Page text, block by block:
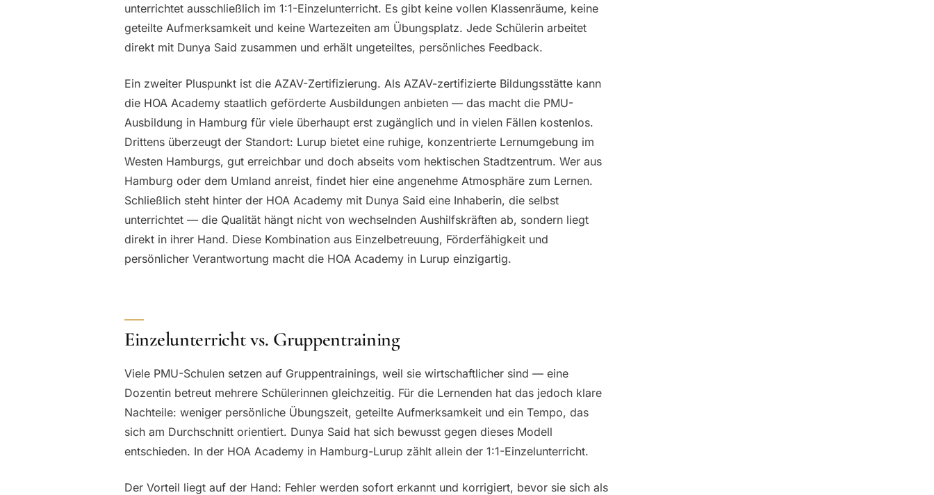
unterrichtet ausschließlich im 1:1-Einzelunterricht. Es gibt keine vollen Klassenräume, keine
geteilte Aufmerksamkeit und keine Wartezeiten am Übungsplatz. Jede Schülerin arbeitet
direkt mit Dunya Said zusammen und erhält ungeteiltes, persönliches Feedback.
Ein zweiter Pluspunkt ist die AZAV-Zertifizierung. Als AZAV-zertifizierte Bildungsstätte kann
die HOA Academy staatlich geförderte Ausbildungen anbieten — das macht die PMU-
Ausbildung in Hamburg für viele überhaupt erst zugänglich und in vielen Fällen kostenlos.
Drittens überzeugt der Standort: Lurup bietet eine ruhige, konzentrierte Lernumgebung im
Westen Hamburgs, gut erreichbar und doch abseits vom hektischen Stadtzentrum. Wer aus
Hamburg oder dem Umland anreist, findet hier eine angenehme Atmosphäre zum Lernen.
Schließlich steht hinter der HOA Academy mit Dunya Said eine Inhaberin, die selbst
unterrichtet — die Qualität hängt nicht von wechselnden Aushilfskräften ab, sondern liegt
direkt in ihrer Hand. Diese Kombination aus Einzelbetreuung, Förderfähigkeit und
persönlicher Verantwortung macht die HOA Academy in Lurup einzigartig.
Einzelunterricht vs. Gruppentraining
Viele PMU-Schulen setzen auf Gruppentrainings, weil sie wirtschaftlicher sind — eine
Dozentin betreut mehrere Schülerinnen gleichzeitig. Für die Lernenden hat das jedoch klare
Nachteile: weniger persönliche Übungszeit, geteilte Aufmerksamkeit und ein Tempo, das
sich am Durchschnitt orientiert. Dunya Said hat sich bewusst gegen dieses Modell
entschieden. In der HOA Academy in Hamburg-Lurup zählt allein der 1:1-Einzelunterricht.
Der Vorteil liegt auf der Hand: Fehler werden sofort erkannt und korrigiert, bevor sie sich als